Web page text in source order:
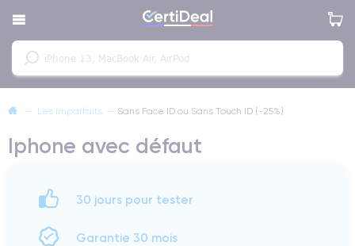
— Les imparfaits — Sans Face ID ou Sans Touch ID (-25%)
Iphone avec défaut
30 jours pour tester
Garantie 30 mois